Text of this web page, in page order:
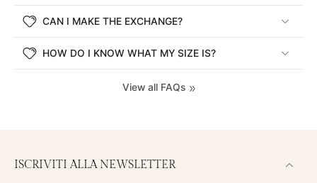
CAN I MAKE THE EXCHANGE?
HOW DO I KNOW WHAT MY SIZE IS?
View all FAQs
ISCRIVITI ALLA NEWSLETTER